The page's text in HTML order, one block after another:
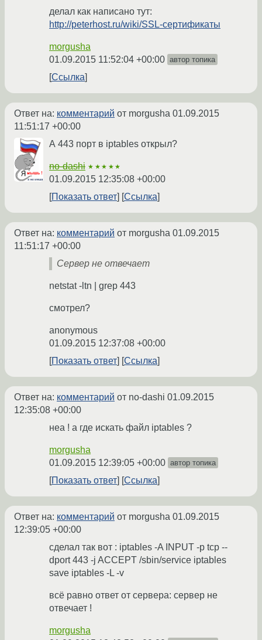
делал как написано тут:
http://peterhost.ru/wiki/SSL-сертификаты
morgusha
01.09.2015 11:52:04 +00:00 автор топика
Ссылка
Ответ на: комментарий от morgusha 01.09.2015
11:51:17 +00:00
А 443 порт в iptables открыл?
no-dashi ★★★★★
01.09.2015 12:35:08 +00:00
Показать ответ
Ссылка
Ответ на: комментарий от morgusha 01.09.2015
11:51:17 +00:00
Сервер не отвечает
netstat -ltn | grep 443
смотрел?
anonymous
01.09.2015 12:37:08 +00:00
Показать ответ
Ссылка
Ответ на: комментарий от no-dashi 01.09.2015
12:35:08 +00:00
неа ! а где искать файл iptables ?
morgusha
01.09.2015 12:39:05 +00:00 автор топика
Показать ответ Ссылка
Ответ на: комментарий от morgusha 01.09.2015
12:39:05 +00:00
сделал так вот : iptables -A INPUT -p tcp --
dport 443 -j ACCEPT /sbin/service iptables
save iptables -L -v
всё равно ответ от сервера: сервер не
отвечает !
morgusha